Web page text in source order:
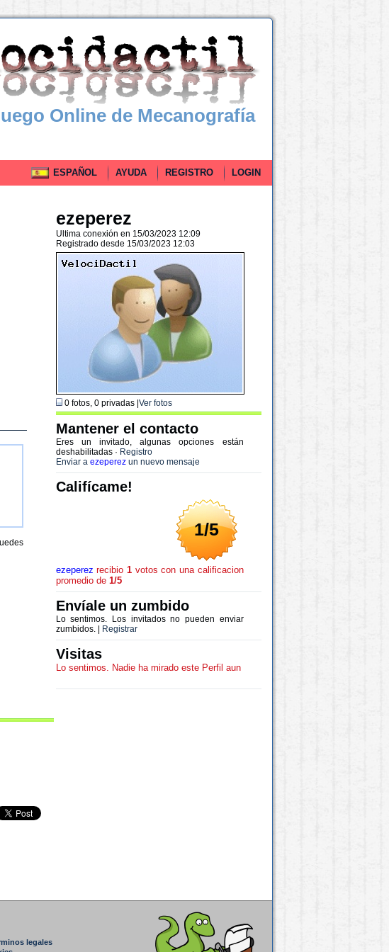
Online de Mecanografía
ESPAÑOL AYUDA REGISTRO LOGIN
ezeperez
Ultima conexión en 15/03/2023 12:09
Registrado desde 15/03/2023 12:03
0 fotos, 0 privadas | Ver fotos
Mantener el contacto
Eres un invitado, algunas opciones están
deshabilitadas · Registro
Enviar a ezeperezun nuevo mensaje
Califícame!
1/5
ezeperez recibio 1votos con una calificacion
promedio de 1/5
Envíale un zumbido
Lo sentimos. Los invitados no pueden enviar
zumbidos. |
Registrar
Visitas
Lo sentimos. Nadie ha mirado este Perfil aun
legales